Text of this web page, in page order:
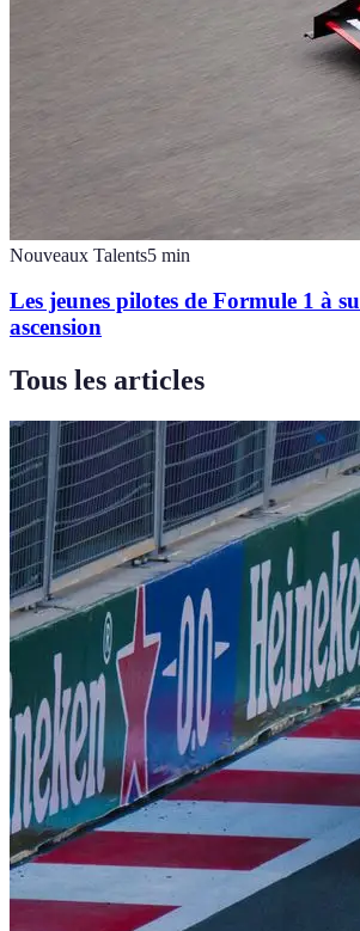
Nouveaux Talents5 min
Les jeunes pilotes de Formule 1 à
ascension
Tous les articles